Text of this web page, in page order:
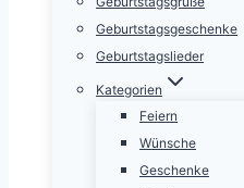
Geburtstagsgeschenke
Geburtstagslieder
Kategorien
Feiern
Wünsche
Geschenke